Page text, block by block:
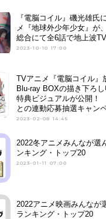
『電脳コイル』磯光雄氏
メ『地球外少年少女』が
総合にて全6話で地上波
2023-10-10 17:00
TVアニメ『電脳コイル』
Blu-ray BOXの描き下ろ
特典ビジュアルが公開！
との連動応募抽選キャン
2023-02-08 14:45
2022冬アニメみんなが選
ンキング・トップ20
2023-01-11 07:00
2022アニメ映画みんなが
ランキング・トップ20